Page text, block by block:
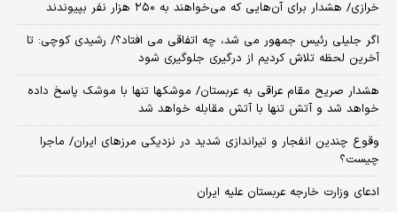
خرازی/ هشدار برای آن‌هایی که می‌خواهند به ۲۵۰ هزار نفر بپیوندند
اگر جلیلی رئیس جمهور می شد، چه اتفاقی می افتاد؟/ رشیدی کوچی: تا
آخرین لحظه تلاش کردیم از درگیری جلوگیری شود
هشدار صریح مقام عراقی به عربستان/ موشکها تنها با موشک پاسخ داده
خواهد شد و آتش تنها با آتش مقابله خواهد شد
وقوع چندین انفجار و تیراندازی شدید در نزدیکی مرز‌های ایران/ ماجرا
چیست؟
ادعای وزارت خارجه عربستان علیه ایران